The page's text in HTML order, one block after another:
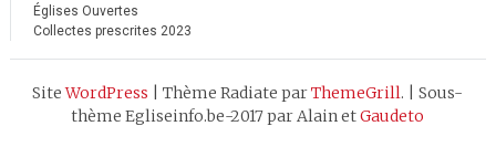
Églises Ouvertes
Collectes prescrites 2023
SiteWordPress |Thème Radiate parThemeGrill. |Sous-
thème Egliseinfo.be-2017 par Alain etGaudeto